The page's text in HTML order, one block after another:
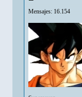
Mensajes: 16.154